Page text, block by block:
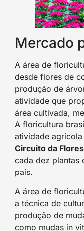
Mercado
A área de
desde flores de
produção de
atividade que
área cultivada,
A floricultura
atividade
Circuito da
cada dez plantas
país.
A área de
a técnica de
produção de
como mudas in